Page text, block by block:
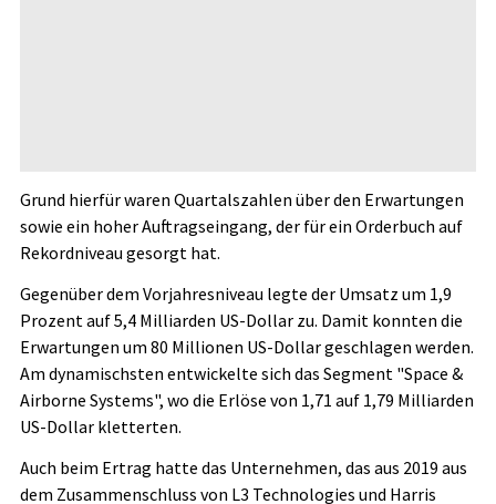
Grund hierfür waren Quartalszahlen über den Erwartungen
sowie ein hoher Auftragseingang, der für ein Orderbuch auf
Rekordniveau gesorgt hat.
Gegenüber dem Vorjahresniveau legte der Umsatz um 1,9
Prozent auf 5,4 Milliarden US-Dollar zu. Damit konnten die
Erwartungen um 80 Millionen US-Dollar geschlagen werden.
Am dynamischsten entwickelte sich das Segment "Space &
Airborne Systems", wo die Erlöse von 1,71 auf 1,79 Milliarden
US-Dollar kletterten.
Auch beim Ertrag hatte das Unternehmen, das aus 2019 aus
dem Zusammenschluss von L3 Technologies und Harris